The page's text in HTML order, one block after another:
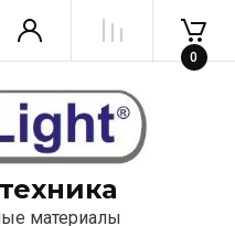
материалы
0